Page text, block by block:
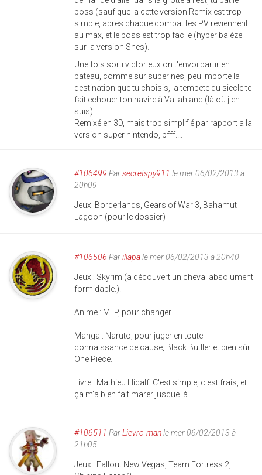
boss (sauf que la cette version Remix est trop
simple, apres chaque combat tes PV reviennent
au max, et le boss est trop facile (hyper balèze
sur la version Snes).
Une fois sorti victorieux on t'envoi partir en
bateau, comme sur super nes, peu importe la
destination que tu choisis, la tempete du siecle te
fait echouer ton navire à Vallahland (là où j'en
suis).
Remixé en 3D, mais trop simplifié par rapport a la
version super nintendo, pfff....
#106499 Parsecretspy911 le mer 06/02/2013 à
20h09
Jeux: Borderlands, Gears of War 3, Bahamut
Lagoon (pour le dossier)
#106506 Parillapale mer 06/02/2013 à 20h40
Jeux : Skyrim (a découvert un cheval absolument
formidable.).
Anime : MLP, pour changer.
Manga : Naruto, pour juger en toute
connaissance de cause, Black Butller et bien sûr
One Piece.
Livre : Mathieu Hidalf. C'est simple, c'est frais, et
ça m'a bien fait marer jusque là.
#106511 ParLievro-manle mer 06/02/2013 à
21h05
Jeux : Fallout New Vegas, Team Fortress 2,